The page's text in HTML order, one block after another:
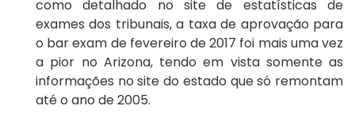
como detalhado no site de estatísticas de
exames dos tribunais, a taxa de aprovação para
o bar exam de fevereiro de 2017 foi mais uma vez
a pior no Arizona, tendo em vista somente as
informações no site do estado que só remontam
até o ano de 2005.